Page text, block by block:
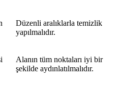
Düzenli aralıklarla temizlik
yapılmalıdır.
Alanın tüm noktaları iyi bir
şekilde aydınlatılmalıdır.